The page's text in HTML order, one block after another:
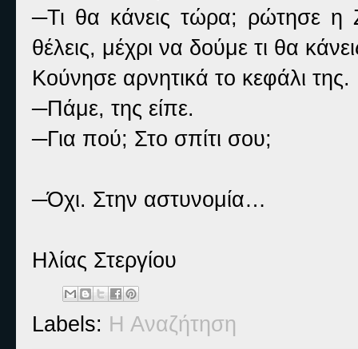
─Τι θα κάνεις τώρα; ρώτησε η
θέλεις, μέχρι να δούμε τι θα
Κούνησε αρνητικά το κεφάλι της.
─Πάμε, της είπε.
─Για πού; Στο σπίτι σου;
─Όχι. Στην αστυνομία…
Ηλίας Στεργίου
Labels: Η Αναζήτηση